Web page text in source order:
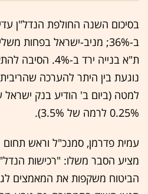
ת"א בנייה ירד ב-
נוגעת בין היתר להערכה
למטה (ביום ב' הודיע בנק
0.25% לרמה של 3.5%).
עמית פדרמן, סמנכ"ל וראש תחום
מציע הסבר משלו: "רכישות
הביטוח משקפות את המאמצים